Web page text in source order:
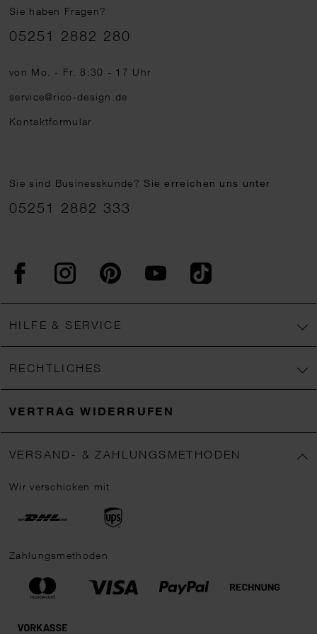
Sie haben Fragen?
Telefonnummer
05251 2882 280
von Mo. - Fr. 8:30 - 17 Uhr
service@rico-design.de
Kontaktformular
Sie sind Businesskunde?Sie erreichen uns unter
05251 2882 333
FacebookInstagram PinterestYouTubeTikTok
HILFE & SERVICE
RECHTLICHES
VERTRAG WIDERRUFEN
VERSAND- & ZAHLUNGSMETHODEN
Wir verschicken mit
Zahlungsmethoden